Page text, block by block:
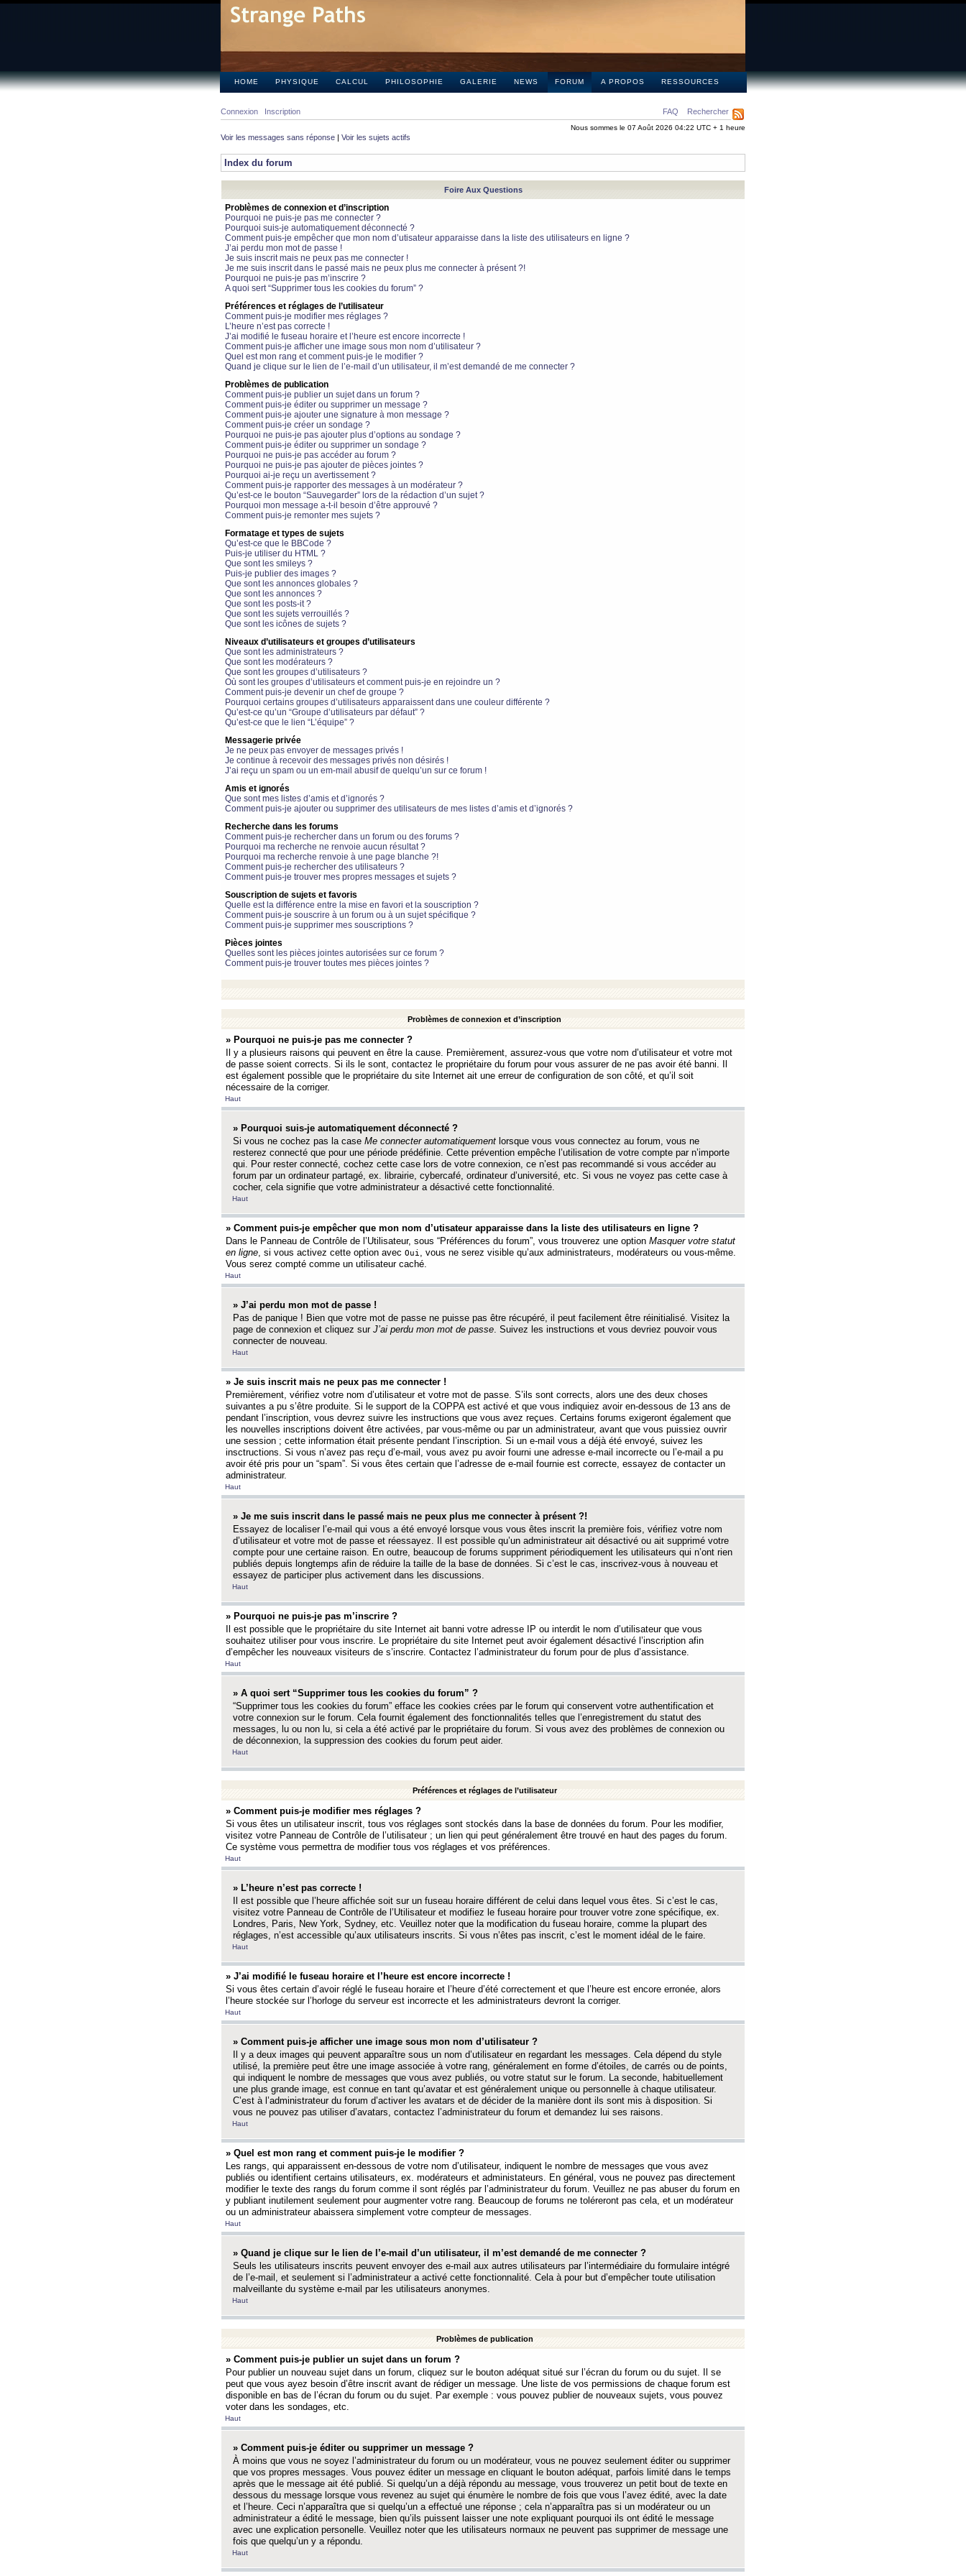
HOME PHYSIQUE CALCUL PHILOSOPHIE GALERIE NEWS FORUM A PROPOS RESSOURCES
FAQ Rechercher
Connexion Inscription
Nous sommes le 07 Août 2026 04:22 UTC + 1 heure
Voir les messages sans réponse | Voir les sujets actifs
Index du forum
Foire Aux Questions
Problèmes de connexion et d’inscription
Pourquoi ne puis-je pas me connecter ?
Pourquoi suis-je automatiquement déconnecté ?
Comment puis-je empêcher que mon nom d’utisateur apparaisse dans la liste des utilisateurs en ligne ?
J’ai perdu mon mot de passe !
Je suis inscrit mais ne peux pas me connecter !
Je me suis inscrit dans le passé mais ne peux plus me connecter à présent ?!
Pourquoi ne puis-je pas m’inscrire ?
A quoi sert “Supprimer tous les cookies du forum” ?
Préférences et réglages de l’utilisateur
Comment puis-je modifier mes réglages ?
L’heure n’est pas correcte !
J’ai modifié le fuseau horaire et l’heure est encore incorrecte !
Comment puis-je afficher une image sous mon nom d’utilisateur ?
Quel est mon rang et comment puis-je le modifier ?
Quand je clique sur le lien de l’e-mail d’un utilisateur, il m’est demandé de me connecter ?
Problèmes de publication
Comment puis-je publier un sujet dans un forum ?
Comment puis-je éditer ou supprimer un message ?
Comment puis-je ajouter une signature à mon message ?
Comment puis-je créer un sondage ?
Pourquoi ne puis-je pas ajouter plus d’options au sondage ?
Comment puis-je éditer ou supprimer un sondage ?
Pourquoi ne puis-je pas accéder au forum ?
Pourquoi ne puis-je pas ajouter de pièces jointes ?
Pourquoi ai-je reçu un avertissement ?
Comment puis-je rapporter des messages à un modérateur ?
Qu’est-ce le bouton “Sauvegarder” lors de la rédaction d’un sujet ?
Pourquoi mon message a-t-il besoin d’être approuvé ?
Comment puis-je remonter mes sujets ?
Formatage et types de sujets
Qu’est-ce que le BBCode ?
Puis-je utiliser du HTML ?
Que sont les smileys ?
Puis-je publier des images ?
Que sont les annonces globales ?
Que sont les annonces ?
Que sont les posts-it ?
Que sont les sujets verrouillés ?
Que sont les icônes de sujets ?
Niveaux d’utilisateurs et groupes d’utilisateurs
Que sont les administrateurs ?
Que sont les modérateurs ?
Que sont les groupes d’utilisateurs ?
Où sont les groupes d’utilisateurs et comment puis-je en rejoindre un ?
Comment puis-je devenir un chef de groupe ?
Pourquoi certains groupes d’utilisateurs apparaissent dans une couleur différente ?
Qu’est-ce qu’un “Groupe d’utilisateurs par défaut” ?
Qu’est-ce que le lien “L’équipe” ?
Messagerie privée
Je ne peux pas envoyer de messages privés !
Je continue à recevoir des messages privés non désirés !
J’ai reçu un spam ou un em-mail abusif de quelqu’un sur ce forum !
Amis et ignorés
Que sont mes listes d’amis et d’ignorés ?
Comment puis-je ajouter ou supprimer des utilisateurs de mes listes d’amis et d’ignorés ?
Recherche dans les forums
Comment puis-je rechercher dans un forum ou des forums ?
Pourquoi ma recherche ne renvoie aucun résultat ?
Pourquoi ma recherche renvoie à une page blanche ?!
Comment puis-je rechercher des utilisateurs ?
Comment puis-je trouver mes propres messages et sujets ?
Souscription de sujets et favoris
Quelle est la différence entre la mise en favori et la souscription ?
Comment puis-je souscrire à un forum ou à un sujet spécifique ?
Comment puis-je supprimer mes souscriptions ?
Pièces jointes
Quelles sont les pièces jointes autorisées sur ce forum ?
Comment puis-je trouver toutes mes pièces jointes ?
Problèmes de connexion et d’inscription
» Pourquoi ne puis-je pas me connecter ?
Il y a plusieurs raisons qui peuvent en être la cause. Premièrement, assurez-vous que votre nom d’utilisateur et votre mot
de passe soient corrects. Si ils le sont, contactez le propriétaire du forum pour vous assurer de ne pas avoir été banni. Il
est également possible que le propriétaire du site Internet ait une erreur de configuration de son côté, et qu’il soit
nécessaire de la corriger.
Haut
» Pourquoi suis-je automatiquement déconnecté ?
Si vous ne cochez pas la case Me connecter automatiquement lorsque vous vous connectez au forum, vous ne
resterez connecté que pour une période prédéfinie. Cette prévention empêche l’utilisation de votre compte par n’importe
qui. Pour rester connecté, cochez cette case lors de votre connexion, ce n’est pas recommandé si vous accéder au
forum par un ordinateur partagé, ex. librairie, cybercafé, ordinateur d’université, etc. Si vous ne voyez pas cette case à
cocher, cela signifie que votre administrateur a désactivé cette fonctionnalité.
Haut
» Comment puis-je empêcher que mon nom d’utisateur apparaisse dans la liste des utilisateurs en ligne ?
Dans le Panneau de Contrôle de l’Utilisateur, sous “Préférences du forum”, vous trouverez une option Masquer votre statut
en ligne, si vous activez cette option avec Oui , vous ne serez visible qu’aux administrateurs, modérateurs ou vous-même.
Vous serez compté comme un utilisateur caché.
Haut
» J’ai perdu mon mot de passe !
Pas de panique ! Bien que votre mot de passe ne puisse pas être récupéré, il peut facilement être réinitialisé. Visitez la
page de connexion et cliquez sur J’ai perdu mon mot de passe. Suivez les instructions et vous devriez pouvoir vous
connecter de nouveau.
Haut
» Je suis inscrit mais ne peux pas me connecter !
Premièrement, vérifiez votre nom d’utilisateur et votre mot de passe. S’ils sont corrects, alors une des deux choses
suivantes a pu s’être produite. Si le support de la COPPA est activé et que vous indiquiez avoir en-dessous de 13 ans de
pendant l’inscription, vous devrez suivre les instructions que vous avez reçues. Certains forums exigeront également que
les nouvelles inscriptions doivent être activées, par vous-même ou par un administrateur, avant que vous puissiez ouvrir
une session ; cette information était présente pendant l’inscription. Si un e-mail vous a déjà été envoyé, suivez les
insctructions. Si vous n’avez pas reçu d’e-mail, vous avez pu avoir fourni une adresse e-mail incorrecte ou l’e-mail a pu
avoir été pris pour un “spam”. Si vous êtes certain que l’adresse de e-mail fournie est correcte, essayez de contacter un
administrateur.
Haut
» Je me suis inscrit dans le passé mais ne peux plus me connecter à présent ?!
Essayez de localiser l’e-mail qui vous a été envoyé lorsque vous vous êtes inscrit la première fois, vérifiez votre nom
d’utilisateur et votre mot de passe et réessayez. Il est possible qu’un administrateur ait désactivé ou ait supprimé votre
compte pour une certaine raison. En outre, beaucoup de forums suppriment périodiquement les utilisateurs qui n’ont rien
publiés depuis longtemps afin de réduire la taille de la base de données. Si c’est le cas, inscrivez-vous à nouveau et
essayez de participer plus activement dans les discussions.
Haut
» Pourquoi ne puis-je pas m’inscrire ?
Il est possible que le propriétaire du site Internet ait banni votre adresse IP ou interdit le nom d’utilisateur que vous
souhaitez utiliser pour vous inscrire. Le propriétaire du site Internet peut avoir également désactivé l’inscription afin
d’empêcher les nouveaux visiteurs de s’inscrire. Contactez l’administrateur du forum pour de plus d’assistance.
Haut
» A quoi sert “Supprimer tous les cookies du forum” ?
“Supprimer tous les cookies du forum” efface les cookies crées par le forum qui conservent votre authentification et
votre connexion sur le forum. Cela fournit également des fonctionnalités telles que l’enregistrement du statut des
messages, lu ou non lu, si cela a été activé par le propriétaire du forum. Si vous avez des problèmes de connexion ou
de déconnexion, la suppression des cookies du forum peut aider.
Haut
Préférences et réglages de l’utilisateur
» Comment puis-je modifier mes réglages ?
Si vous êtes un utilisateur inscrit, tous vos réglages sont stockés dans la base de données du forum. Pour les modifier,
visitez votre Panneau de Contrôle de l’utilisateur ; un lien qui peut généralement être trouvé en haut des pages du forum.
Ce système vous permettra de modifier tous vos réglages et vos préférences.
Haut
» L’heure n’est pas correcte !
Il est possible que l’heure affichée soit sur un fuseau horaire différent de celui dans lequel vous êtes. Si c’est le cas,
visitez votre Panneau de Contrôle de l’Utilisateur et modifiez le fuseau horaire pour trouver votre zone spécifique, ex.
Londres, Paris, New York, Sydney, etc. Veuillez noter que la modification du fuseau horaire, comme la plupart des
réglages, n’est accessible qu’aux utilisateurs inscrits. Si vous n’êtes pas inscrit, c’est le moment idéal de le faire.
Haut
» J’ai modifié le fuseau horaire et l’heure est encore incorrecte !
Si vous êtes certain d’avoir réglé le fuseau horaire et l’heure d’été correctement et que l’heure est encore erronée, alors
l’heure stockée sur l’horloge du serveur est incorrecte et les administrateurs devront la corriger.
Haut
» Comment puis-je afficher une image sous mon nom d’utilisateur ?
Il y a deux images qui peuvent apparaître sous un nom d’utilisateur en regardant les messages. Cela dépend du style
utilisé, la première peut être une image associée à votre rang, généralement en forme d’étoiles, de carrés ou de points,
qui indiquent le nombre de messages que vous avez publiés, ou votre statut sur le forum. La seconde, habituellement
une plus grande image, est connue en tant qu’avatar et est généralement unique ou personnelle à chaque utilisateur.
C’est à l’administrateur du forum d’activer les avatars et de décider de la manière dont ils sont mis à disposition. Si
vous ne pouvez pas utiliser d’avatars, contactez l’administrateur du forum et demandez lui ses raisons.
Haut
» Quel est mon rang et comment puis-je le modifier ?
Les rangs, qui apparaissent en-dessous de votre nom d’utilisateur, indiquent le nombre de messages que vous avez
publiés ou identifient certains utilisateurs, ex. modérateurs et administateurs. En général, vous ne pouvez pas directement
modifier le texte des rangs du forum comme il sont réglés par l’administrateur du forum. Veuillez ne pas abuser du forum en
y publiant inutilement seulement pour augmenter votre rang. Beaucoup de forums ne toléreront pas cela, et un modérateur
ou un administrateur abaissera simplement votre compteur de messages.
Haut
» Quand je clique sur le lien de l’e-mail d’un utilisateur, il m’est demandé de me connecter ?
Seuls les utilisateurs inscrits peuvent envoyer des e-mail aux autres utilisateurs par l’intermédiaire du formulaire intégré
de l’e-mail, et seulement si l’administrateur a activé cette fonctionnalité. Cela à pour but d’empêcher toute utilisation
malveillante du système e-mail par les utilisateurs anonymes.
Haut
Problèmes de publication
» Comment puis-je publier un sujet dans un forum ?
Pour publier un nouveau sujet dans un forum, cliquez sur le bouton adéquat situé sur l’écran du forum ou du sujet. Il se
peut que vous ayez besoin d’être inscrit avant de rédiger un message. Une liste de vos permissions de chaque forum est
disponible en bas de l’écran du forum ou du sujet. Par exemple : vous pouvez publier de nouveaux sujets, vous pouvez
voter dans les sondages, etc.
Haut
» Comment puis-je éditer ou supprimer un message ?
À moins que vous ne soyez l’administrateur du forum ou un modérateur, vous ne pouvez seulement éditer ou supprimer
que vos propres messages. Vous pouvez éditer un message en cliquant le bouton adéquat, parfois limité dans le temps
après que le message ait été publié. Si quelqu’un a déjà répondu au message, vous trouverez un petit bout de texte en
dessous du message lorsque vous revenez au sujet qui énumère le nombre de fois que vous l’avez édité, avec la date
et l’heure. Ceci n’apparaîtra que si quelqu’un a effectué une réponse ; cela n’apparaîtra pas si un modérateur ou un
administrateur a édité le message, bien qu’ils puissent laisser une note expliquant pourquoi ils ont édité le message
avec une explication personelle. Veuillez noter que les utilisateurs normaux ne peuvent pas supprimer de message une
fois que quelqu’un y a répondu.
Haut